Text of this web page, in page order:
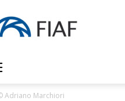
Adriano Marchiori